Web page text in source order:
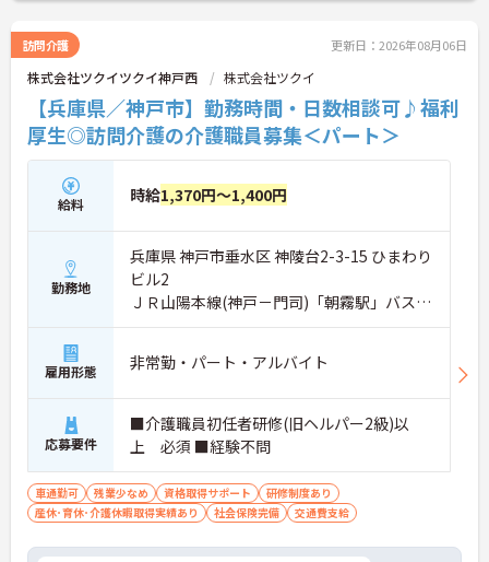
訪問介護 更新日：2026年08月06日
株式会社ツクイツクイ神戸西 株式会社ツクイ
【兵庫県／神戸市】勤務時間・日数相談可♪福利
厚生◎訪問介護の介護職員募集＜パート＞
給料 時給1,370円～1,400円
勤務地
兵庫県 神戸市垂水区 神陵台2-3-15 ひまわり
ビル2
ＪＲ山陽本線(神戸－門司)「朝霧駅」バス・
車8分
雇用形態 非常勤・パート・アルバイト
応募要件
■介護職員初任者研修(旧ヘルパー2級)以
上 必須 ■経験不問
車通勤可 残業少なめ 資格取得サポート
研修制度あり
産休･育休･介護休暇取得実績あり
社会保険完備 交通費支給